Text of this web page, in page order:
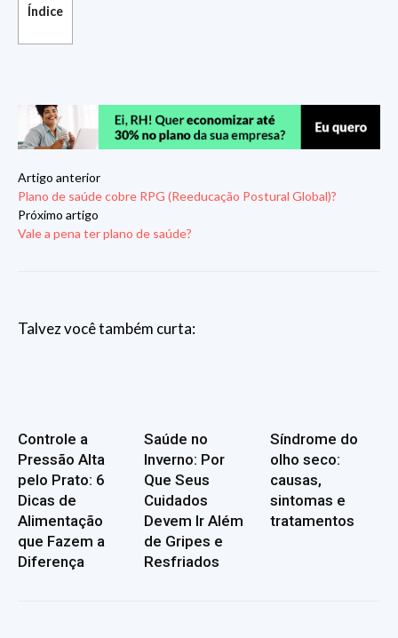
Índice
Artigo anterior
Plano de saúde cobre RPG (Reeducação Postural Global)?
Próximo artigo
Vale a pena ter plano de saúde?
Talvez você também curta:
Controle a
Pressão Alta
pelo Prato: 6
Dicas de
Alimentação
que Fazem a
Diferença
Saúde no
Inverno: Por
Que Seus
Cuidados
Devem Ir Além
de Gripes e
Resfriados
Síndrome do
olho seco:
causas,
sintomas e
tratamentos